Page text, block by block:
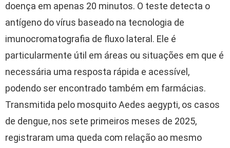
doença em apenas 20 minutos. O teste detecta o
antígeno do vírus baseado na tecnologia de
imunocromatografia de fluxo lateral. Ele é
particularmente útil em áreas ou situações em que é
necessária uma resposta rápida e acessível,
podendo ser encontrado também em farmácias.
Transmitida pelo mosquito Aedes aegypti, os casos
de dengue, nos sete primeiros meses de 2025,
registraram uma queda com relação ao mesmo